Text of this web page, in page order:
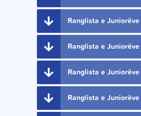
Ranglista e
Ranglista e Juniorëve
Ranglista e
Ranglista e Juniorëve